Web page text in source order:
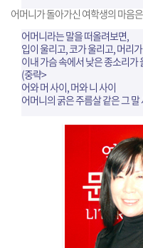
어머니가 돌아가신 여학생의 마음
어머니라는 말을 떠올려보면,
입이 울리고, 코가 울리고, 머리
이내 가슴 속에서 낮은 종소리가
(중략>
어와 머 사이, 머와 니 사이
어머니의 굵은 주름살 같은 그